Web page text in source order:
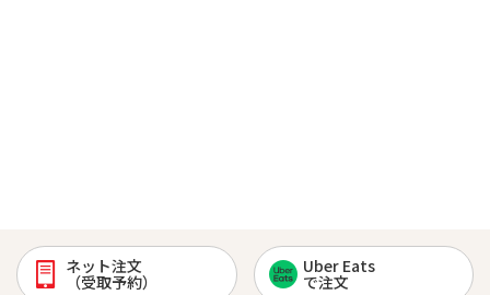
ネット注文
（受取予約）
Uber Eats
で注文